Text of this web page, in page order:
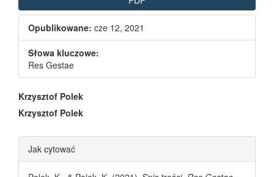
Opublikowane: cze 12, 2021
Słowa kluczowe:
Res Gestae
Main Article Content
Krzysztof Polek
Krzysztof Polek
Article Details
Jak cytować